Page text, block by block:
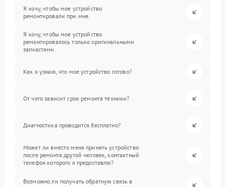
Я хочу, чтобы мое устройство
ремонтировали при мне.
Я хочу, чтобы мое устройство
ремонтировалось только оригинальными
запчастями.
Как я узнаю, что мое устройство готово?
От чего зависит срок ремонта техники?
Диагностика проводится бесплатно?
Может ли вместо меня принять устройство
после ремонта другой человек, контактный
телефон которого я предоставлю?
Возможно ли получать обратную связь в